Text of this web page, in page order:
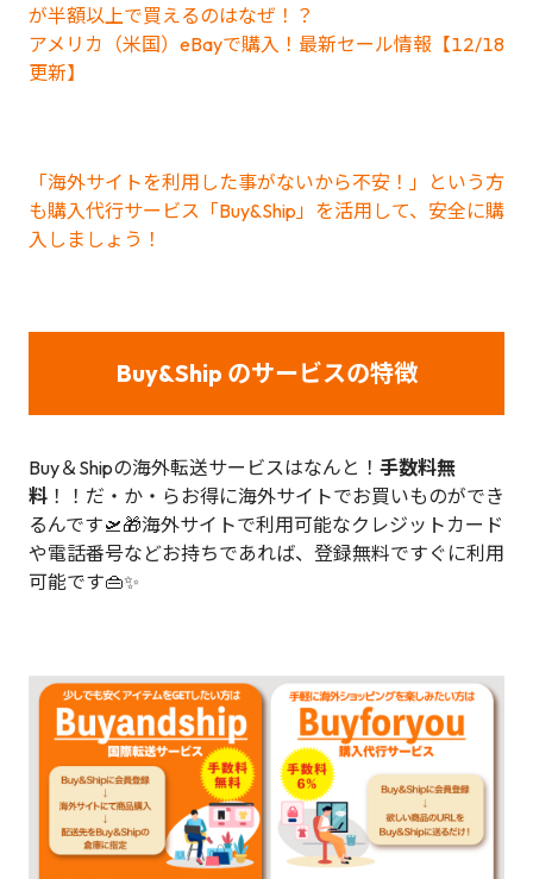
が半額以上で買えるのはなぜ！？
アメリカ（米国）eBayで購入！最新セール情報【12/18
更新】
「海外サイトを利用した事がないから不安！」という方
も購入代行サービス「Buy&Ship」を活用して、安全に購
入しましょう！
Buy&Ship のサービスの特徴
Buy＆Shipの海外転送サービスはなんと！ 手数料無
料 ！！だ・か・らお得に海外サイトでお買いものができ
るんです🛫🎁海外サイトで利用可能なクレジットカード
や電話番号などお持ちであれば、登録無料ですぐに利用
可能です👜✨